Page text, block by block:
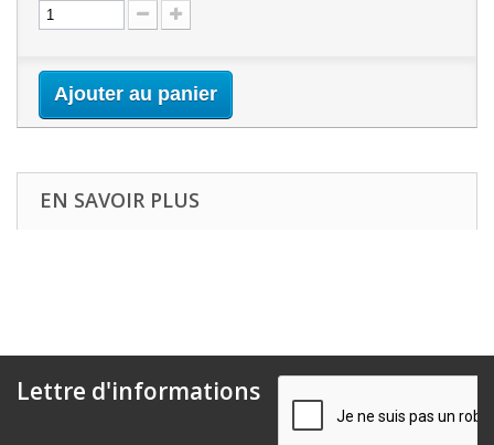
Ajouter au panier
EN SAVOIR PLUS
Lettre d'informations